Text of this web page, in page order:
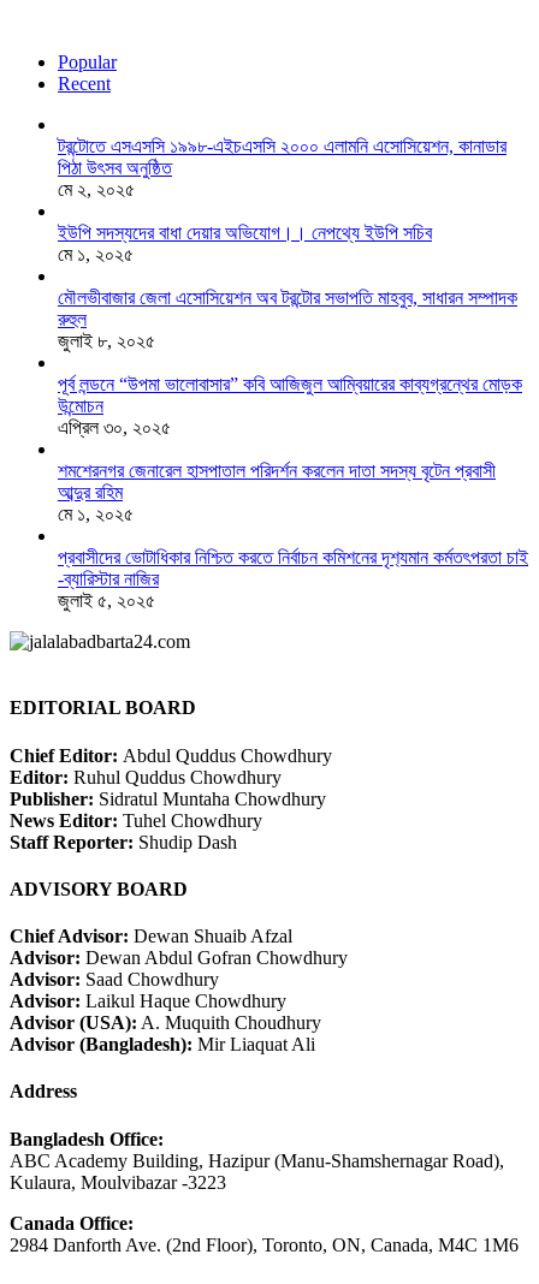
Popular
Recent
টরন্টোতে এসএসসি ১৯৯৮-এইচএসসি ২০০০ এলামনি এসোসিয়েশন, কানাডার
পিঠা উৎসব অনুষ্ঠিত
মে ২, ২০২৫
ইউপি সদস্যদের বাধা দেয়ার অভিযোগ।। নেপথ্যে ইউপি সচিব
মে ১, ২০২৫
মৌলভীবাজার জেলা এসোসিয়েশন অব টরন্টোর সভাপতি মাহবুব, সাধারন সম্পাদক
রুহুল
জুলাই ৮, ২০২৫
পূর্ব লন্ডনে “উপমা ভালোবাসার” কবি আজিজুল আম্বিয়ারের কাব্যগ্রন্থের মোড়ক
উন্মোচন
এপ্রিল ৩০, ২০২৫
শমশেরনগর জেনারেল হাসপাতাল পরিদর্শন করলেন দাতা সদস্য বৃটেন প্রবাসী
আব্দুর রহিম
মে ১, ২০২৫
প্রবাসীদের ভোটাধিকার নিশ্চিত করতে নির্বাচন কমিশনের দৃশ‍্যমান কর্মতৎপরতা চাই
-ব্যারিস্টার নাজির
জুলাই ৫, ২০২৫
EDITORIAL BOARD
Chief Editor: Abdul Quddus Chowdhury
Editor: Ruhul Quddus Chowdhury
Publisher: Sidratul Muntaha Chowdhury
News Editor: Tuhel Chowdhury
Staff Reporter: Shudip Dash
ADVISORY BOARD
Chief Advisor: Dewan Shuaib Afzal
Advisor: Dewan Abdul Gofran Chowdhury
Advisor: Saad Chowdhury
Advisor: Laikul Haque Chowdhury
Advisor (USA): A. Muquith Choudhury
Advisor (Bangladesh): Mir Liaquat Ali
Address
Bangladesh Office:
ABC Academy Building, Hazipur (Manu-Shamshernagar Road),
Kulaura, Moulvibazar -3223
Canada Office:
2984 Danforth Ave. (2nd Floor), Toronto, ON, Canada, M4C 1M6